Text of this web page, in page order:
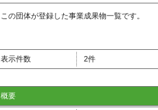
この団体が登録した事業成果物一覧です。
表示件数 2件
概要